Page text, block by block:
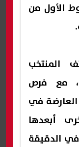
الأول من
المنتخب
مع فرص
في
أخرى أبعدها
الدقيقة